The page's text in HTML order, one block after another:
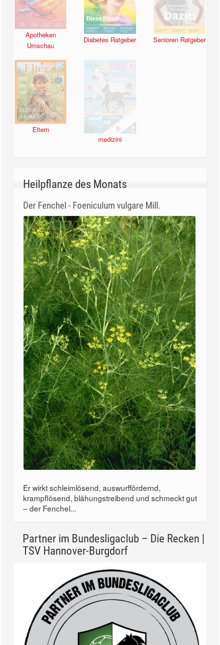
Apotheken
Umschau
Diabetes Ratgeber Senioren Ratgeber
Eltern
medizini
Heilpflanze des Monats
Der Fenchel - Foeniculum vulgare Mill.
Er wirkt schleimlösend, auswurffördernd,
krampflösend, blähungstreibend und schmeckt gut
– der Fenchel...
Partner im Bundesligaclub – Die Recken |
TSV Hannover-Burgdorf